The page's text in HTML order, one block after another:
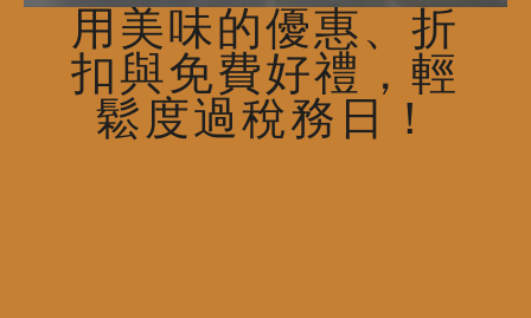
用美味的優惠、折
扣與免費好禮，輕
鬆度過稅務日！